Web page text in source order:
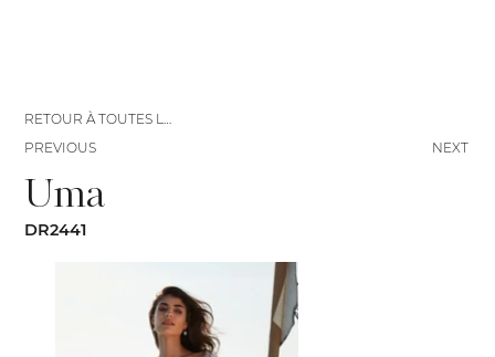
Uma
DR2441
NEXT
RETOUR À TOUTES LES ROBES
PREVIOUS